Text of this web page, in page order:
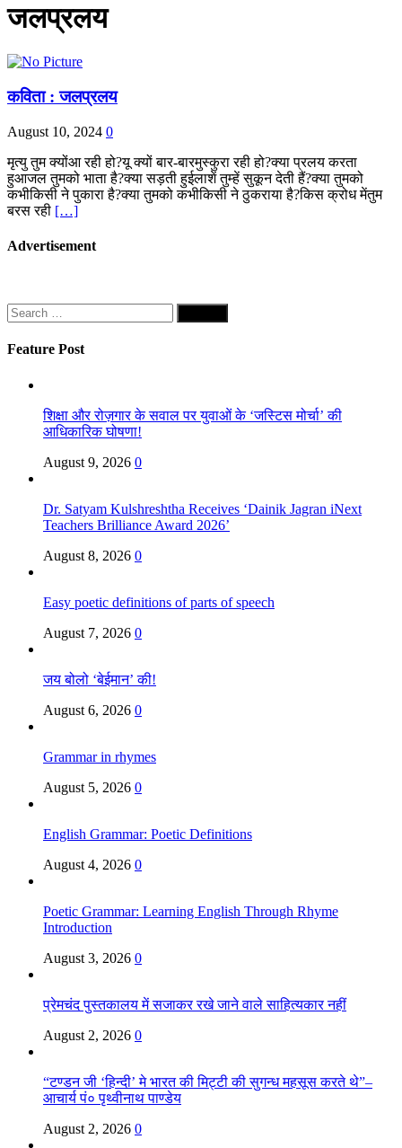
जलप्रलय
कविता : जलप्रलय
August 10, 2024 0
मृत्यु तुम क्योंआ रही हो?यू क्यों बार-बारमुस्कुरा रही हो?क्या प्रलय करता
हुआजल तुमको भाता है?क्या सड़ती हुईलाशें तुम्हें सुकून देती हैं?क्या तुमको
कभीकिसी ने पुकारा है?क्या तुमको कभीकिसी ने ठुकराया है?किस क्रोध मेंतुम
बरस रही […]
Advertisement
Search
for:
Feature Post
शिक्षा और रोज़गार के सवाल पर युवाओं के ‘जस्टिस मोर्चा’ की
आधिकारिक घोषणा!
August 9, 2026 0
Dr. Satyam Kulshreshtha Receives ‘Dainik Jagran iNext
Teachers Brilliance Award 2026’
August 8, 2026 0
Easy poetic definitions of parts of speech
August 7, 2026 0
जय बोलो ‘बेईमान’ की!
August 6, 2026 0
Grammar in rhymes
August 5, 2026 0
English Grammar: Poetic Definitions
August 4, 2026 0
Poetic Grammar: Learning English Through Rhyme
Introduction
August 3, 2026 0
प्रेमचंद पुस्तकालय में सजाकर रखे जाने वाले साहित्यकार नहीं
August 2, 2026 0
“टण्डन जी ‘हिन्दी’ मे भारत की मिट्टी की सुगन्ध महसूस करते थे”–
आचार्य पं० पृथ्वीनाथ पाण्डेय
August 2, 2026 0